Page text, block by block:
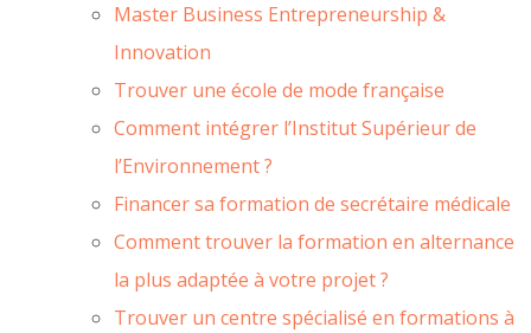
Master Business Entrepreneurship &
Innovation
Trouver une école de mode française
Comment intégrer l’Institut Supérieur de
l’Environnement ?
Financer sa formation de secrétaire médicale
Comment trouver la formation en alternance
la plus adaptée à votre projet ?
Trouver un centre spécialisé en formations à